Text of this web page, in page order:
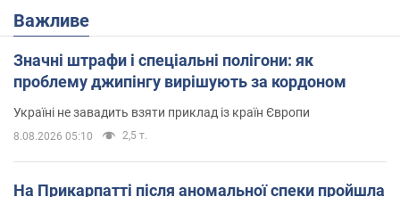
Важливе
Значні штрафи і спеціальні полігони: як
проблему джипінгу вирішують за кордоном
Україні не завадить взяти приклад із країн Європи
8.08.2026 05:10 2,5 т.
На Прикарпатті після аномальної спеки пройшла